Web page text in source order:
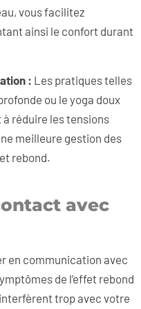
vous facilitez
ainsi le confort durant
: Les pratiques telles
ou le yoga doux
à réduire les tensions
meilleure gestion des
rebond.
avec
en communication avec
de l’effet rebond
trop avec votre